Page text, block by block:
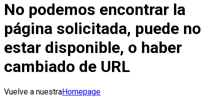
No podemos encontrar la
página solicitada, puede no
estar disponible, o haber
cambiado de URL
Vuelve a nuestraHomepage